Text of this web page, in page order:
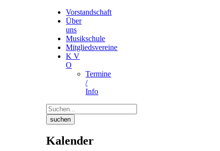
Vorstandschaft
Über
uns
Musikschule
Mitgliedsvereine
K V
O
Termine
/
Info
suchen
Kalender